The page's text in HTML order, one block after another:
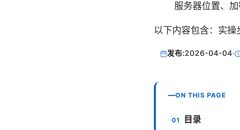
服务器位置、加
以下内容包含：实操
发布:2026-04-04·
ON THIS PAGE
目录